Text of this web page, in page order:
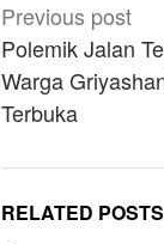
Post
navigation
Previous post
Polemik Jalan
Warga
Terbuka
RELATED POSTS